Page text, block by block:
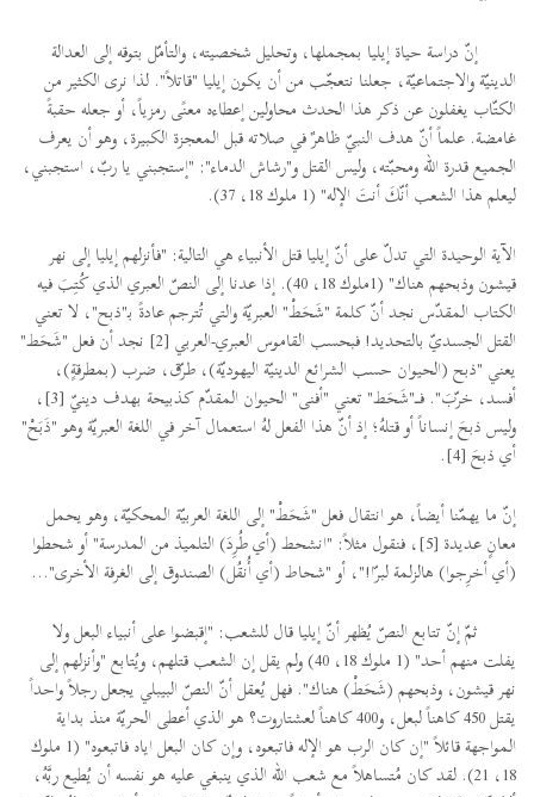
إنّ دراسة حياة إيليا بمجملها، وتحليل شخصيته، والتأمّل بتوقه إلى العدالة
الدينيّة والاجتماعيّة، جعلنا نتعجّب من أن يكون إيليا "قاتلاً". لذا نرى الكثير من
الكتّاب يغفلون عن ذكر هذا الحدث محاولين إعطاءه معنًى رمزياً، أو جعله حقبةً
غامضة. علماً أنّ هدف النبيّ ظاهرٌ في صلاته قبل المعجزة الكبيرة، وهو أن يعرف
الجميع قدرة الله ومحبّته، وليس القتل و"رشاش الدماء": "إستجبني يا ربّ، استجبني،
ليعلم هذا الشعب أنّكَ أنتَ الإله" (1 ملوك 18، 37).
الآية الوحيدة التي تدلّ على أنّ إيليا قتل الأنبياء هي التالية: "فأنزلهم إيليا إلى نهر
قيشون وذبحهم هناك" (1ملوك 18، 40). إذا عدنا إلى النصّ العبري الذي كُتِبَ فيه
الكتاب المقدّس نجد أنّ كلمة "شَحَطْ" العبريّة والتي تُترجم عادةً بـ"ذبح"، لا تعني
القتل الجسديّ بالتحديد! فبحسب القاموس العبري-العربي [2] نجد أن فعل "شَحَط"
يعني "ذبح (الحيوان حسب الشرائع الدينيّة اليهوديّة)، طرّق، ضرب (بمطرقةٍ)،
أفسد، خرّبَ". فــــ"شَحَط" تعني "أفنى" الحيوان المقدّم كذبيحة بهدف دينيّ [3]،
وليس ذبحَ إنساناً أو قتلهُ؛ إذ أنّ هذا الفعل لهُ استعمال آخر في اللغة العبريّة وهو "ذَبَحْ"
أي ذبحَ [4].
إنّ ما يهمّنا أيضاً، هو انتقال فعل "شَحَطْ" إلى اللغة العربيّة المحكيّة، وهو يحمل
معانٍ عديدة [5]، فنقول مثلاً: "انشحط (أي طُرِدَ) التلميذ من المدرسة" أو شحطوا
(أي أخرِجوا) هالزلمة لبرّا!"، أو "شحاط (أي أُنقُل) الصندوق إلى الغرفة الأخرى"...
ثمّ إنّ تتابع النصّ يُظهر أنّ إيليا قال للشعب: "إقبضوا على أنبياء البعل ولا
يفلت منهم أحد" (1 ملوك 18، 40) ولم يقل إن الشعب قتلهم، ويُتابع "وأنزلهم إلى
نهر قيشون، وذبحهم (شَحَطْ) هناك". فهل يُعقل أنّ النصّ البيبلي يجعل رجلاً واحداً
يقتل 450 كاهناً لبعل، و400 كاهناً لعشتاروت؟ هو الذي أعطى الحريّة منذ بداية
المواجهة قائلاً "إن كان الرب هو الإله فاتبعوه، وإن كان البعل اياه فاتبعوه" (1 ملوك
18، 21). لقد كان مُتساهلاً مع شعب الله الذي ينبغي عليه هو نفسه أن يُطيع ربَّهُ،